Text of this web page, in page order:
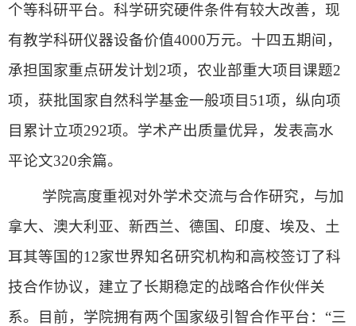
个等科研平台。科学研究硬件条件有较大改善，现
有教学科研仪器设备价值4000万元。十四五期间，
承担国家重点研发计划2项，农业部重大项目课题2
项，获批国家自然科学基金一般项目51项，纵向项
目累计立项292项。学术产出质量优异，发表高水
平论文320余篇。
学院高度重视对外学术交流与合作研究，与加
拿大、澳大利亚、新西兰、德国、印度、埃及、土
耳其等国的12家世界知名研究机构和高校签订了科
技合作协议，建立了长期稳定的战略合作伙伴关
系。目前，学院拥有两个国家级引智合作平台：“三